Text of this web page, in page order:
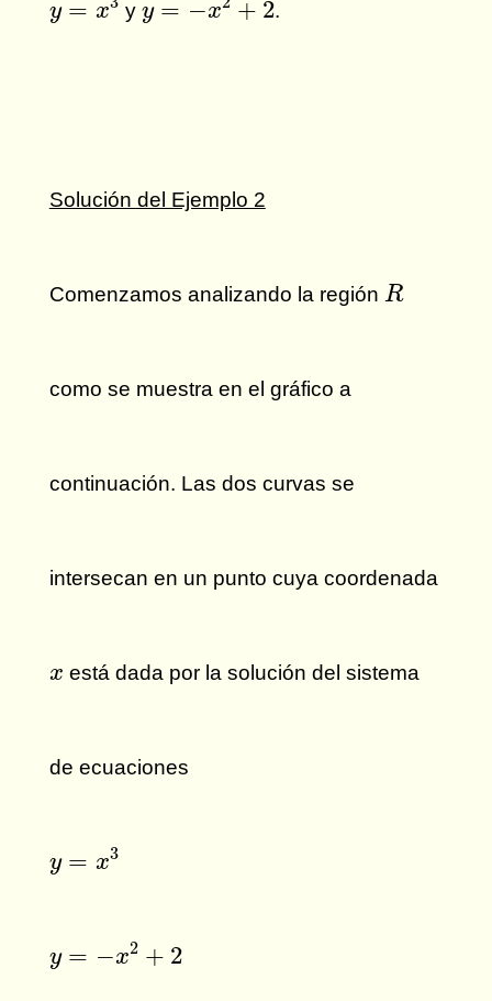
y = x y y = −x + 2.
Solución del Ejemplo 2
Comenzamos analizando la región R
R
como se muestra en el gráfico a
continuación. Las dos curvas se
intersecan en un punto cuya coordenada
x
x está dada por la solución del sistema
de ecuaciones
y = x3
y = −x2 + 2
+2